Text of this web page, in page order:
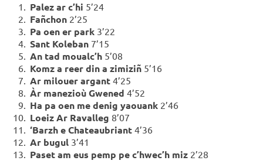
Palez ar c’hi 5’24
Fañchon 2’25
Pa oen er park 3’22
Sant Koleban 7’15
An tad moualc’h 5’08
Komz a reer din a zimiziñ 5’16
Ar milouer argant 4’25
Àr manezioù Gwened 4’52
Ha pa oen me denig yaouank 2’46
Loeiz Ar Ravalleg 8’07
‘Barzh e Chateaubriant 4’36
Ar bugul 3’41
Paset am eus pemp pe c’hwec’h miz 2’28